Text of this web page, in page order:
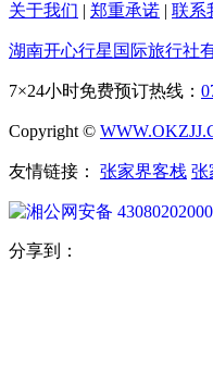
关于我们 | 郑重承诺 | 联系
湖南开心行星国际旅行社
7×24小时免费预订热线：
Copyright ©
友情链接： 张家界客栈 张
湘公网安备
分享到：